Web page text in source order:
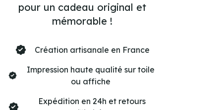
pour un cadeau original et
mémorable !
Création artisanale en France
Impression haute qualité sur toile
ou affiche
Expédition en 24h et retours